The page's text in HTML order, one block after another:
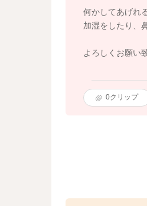
何かしてあげれ
加湿をしたり、
よろしくお願い
0クリップ